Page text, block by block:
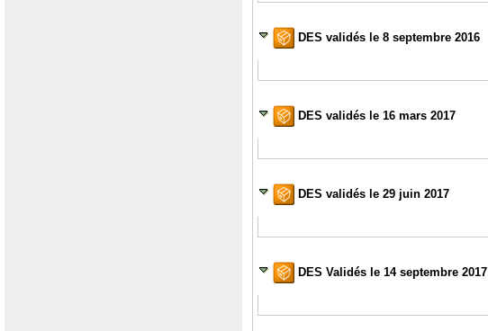
DES validés le 8 septembre 2016
DES validés le 16 mars 2017
DES validés le 29 juin 2017
DES Validés le 14 septembre 2017